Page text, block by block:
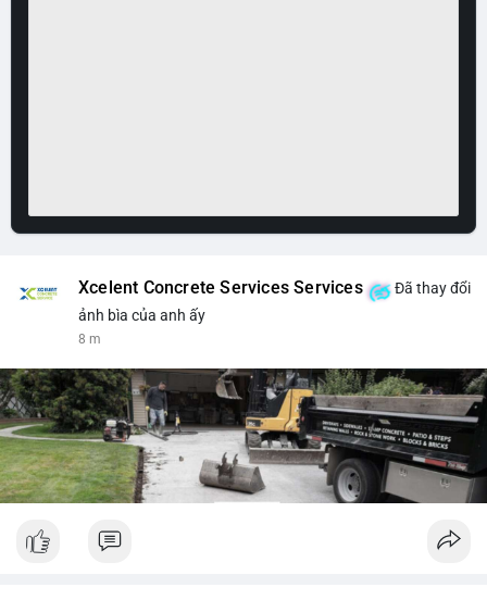
Xcelent Concrete Services Services
Đã thay đổi
ảnh bìa của anh ấy
8 m